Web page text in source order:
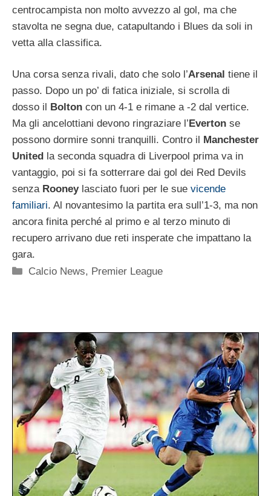
centrocampista non molto avvezzo al gol, ma che
stavolta ne segna due, catapultando i Blues da soli in
vetta alla classifica.
Una corsa senza rivali, dato che solo l’Arsenal tiene il
passo. Dopo un po’ di fatica iniziale, si scrolla di
dosso il
Bolton con un 4-1 e rimane a -2 dal vertice.
Ma gli ancelottiani devono ringraziare l’ Everton se
possono dormire sonni tranquilli. Contro il
Manchester
United
la seconda squadra di Liverpool prima va in
vantaggio, poi si fa sotterrare dai gol dei Red Devils
senza Rooney lasciato fuori per le sue vicende
familiari. Al novantesimo la partita era sull’1-3, ma non
ancora finita perché al primo e al terzo minuto di
recupero arrivano due reti insperate che impattano la
gara.
Categorie
Calcio News, Premier League